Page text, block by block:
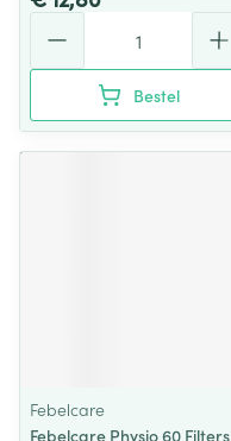
Bestel
Febelcare
Febelcare Physio 60 Filters